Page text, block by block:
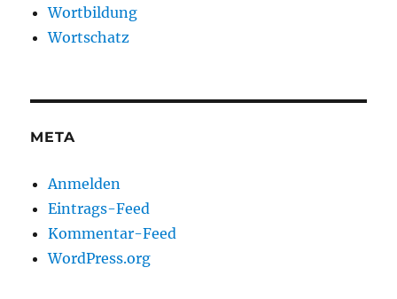
Wortbildung
Wortschatz
META
Anmelden
Eintrags-Feed
Kommentar-Feed
WordPress.org